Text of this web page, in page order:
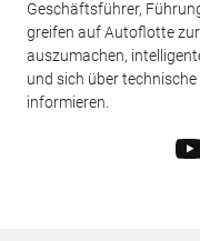
Geschäftsführer,
greifen auf Autoflotte
auszumachen,
und sich über
informieren.